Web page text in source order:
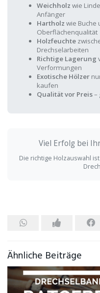
Weichholz wie
Anfänger
Hartholz wie Buche
Oberflächenqualität
Holzfeuchte
Drechselarbeiten
Richtige Lagerung
Verformungen
Exotische Hölzer
kaufen
Qualität vor Preis–
Viel Erfolg bei
Die richtige Holzauswahl
Ähnliche Beiträge